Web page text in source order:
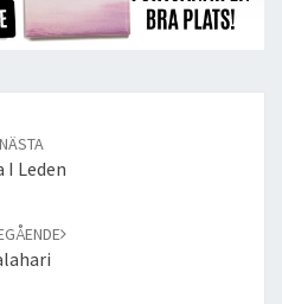
NÄSTA
I Leden